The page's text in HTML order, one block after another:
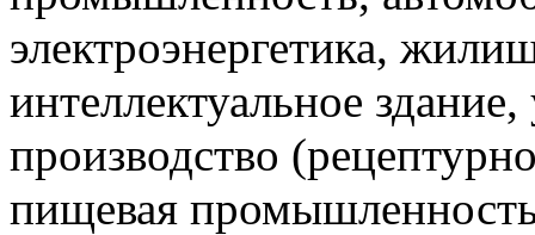
электроэнергетика,
интеллектуальное
производство
пищевая